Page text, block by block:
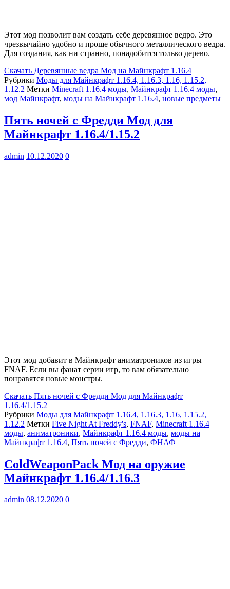
Этот мод позволит вам создать себе деревянное ведро. Это
чрезвычайно удобно и проще обычного металлического ведра.
Для создания, как ни странно, понадобится только дерево.
Скачать Деревянные ведра Мод на Майнкрафт 1.16.4
Рубрики Моды для Майнкрафт 1.16.4, 1.16.3, 1.16, 1.15.2,
1.12.2 Метки Minecraft 1.16.4 моды, Майнкрафт 1.16.4 моды,
мод Майнкрафт, моды на Майнкрафт 1.16.4, новые предметы
Пять ночей с Фредди Мод для
Майнкрафт 1.16.4/1.15.2
admin 10.12.2020 0
Этот мод добавит в Майнкрафт аниматроников из игры
FNAF. Если вы фанат серии игр, то вам обязательно
понравятся новые монстры.
Скачать Пять ночей с Фредди Мод для Майнкрафт
1.16.4/1.15.2
Рубрики Моды для Майнкрафт 1.16.4, 1.16.3, 1.16, 1.15.2,
1.12.2 Метки Five Night At Freddy's, FNAF, Minecraft 1.16.4
моды, аниматроники, Майнкрафт 1.16.4 моды, моды на
Майнкрафт 1.16.4, Пять ночей с Фредди, ФНАФ
ColdWeaponPack Мод на оружие
Майнкрафт 1.16.4/1.16.3
admin 08.12.2020 0